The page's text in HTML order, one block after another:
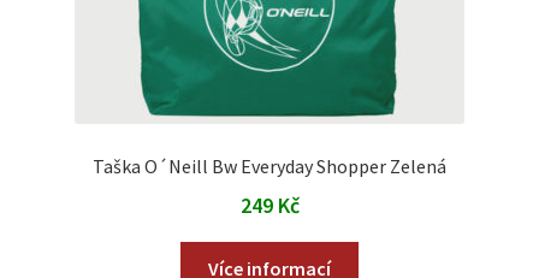
Taška O´Neill Bw Everyday Shopper Zelená
249 Kč
Více informací